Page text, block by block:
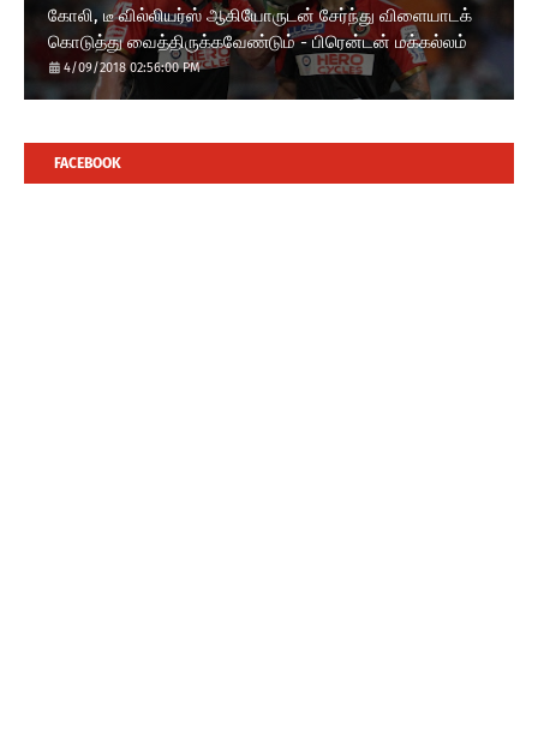
கோலி, டீ வில்லியர்ஸ் ஆகியோருடன் சேர்ந்து விளையாடக்
கொடுத்து வைத்திருக்கவேண்டும் - பிரென்டன் மக்கல்லம்
4/09/2018 02:56:00 PM
FACEBOOK